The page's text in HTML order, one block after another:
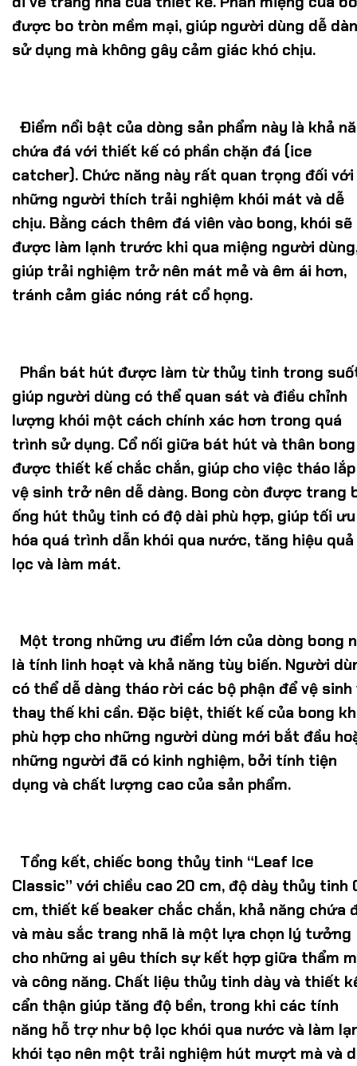
được bo tròn mềm mại, giúp người dùng dễ
sử dụng mà không gây cảm giác khó chịu.
Điểm nổi bật của dòng sản phẩm này là khả
chứa đá với thiết kế có phần chặn đá (ice
catcher). Chức năng này rất quan trọng đối với
những người thích trải nghiệm khói mát và dễ
chịu. Bằng cách thêm đá viên vào bong, khói sẽ
được làm lạnh trước khi qua miệng người
giúp trải nghiệm trở nên mát mẻ và êm ái hơn,
tránh cảm giác nóng rát cổ họng.
Phần bát hút được làm từ thủy tinh trong
giúp người dùng có thể quan sát và điều chỉnh
lượng khói một cách chính xác hơn trong quá
trình sử dụng. Cổ nối giữa bát hút và thân bong
được thiết kế chắc chắn, giúp cho việc tháo
vệ sinh trở nên dễ dàng. Bong còn được trang
ống hút thủy tinh có độ dài phù hợp, giúp tối ưu
hóa quá trình dẫn khói qua nước, tăng hiệu quả
lọc và làm mát.
Một trong những ưu điểm lớn của dòng bong
là tính linh hoạt và khả năng tùy biến. Người
có thể dễ dàng tháo rời các bộ phận để vệ sinh
thay thế khi cần. Đặc biệt, thiết kế của bong
phù hợp cho những người dùng mới bắt đầu
những người đã có kinh nghiệm, bởi tính tiện
dụng và chất lượng cao của sản phẩm.
Tổng kết, chiếc bong thủy tinh “Leaf Ice
Classic” với chiều cao 20 cm, độ dày thủy tinh
cm, thiết kế beaker chắc chắn, khả năng chứa
và màu sắc trang nhã là một lựa chọn lý tưởng
cho những ai yêu thích sự kết hợp giữa thẩm
và công năng. Chất liệu thủy tinh dày và thiết
cẩn thận giúp tăng độ bền, trong khi các tính
năng hỗ trợ như bộ lọc khói qua nước và làm
khói tạo nên một trải nghiệm hút mượt mà và